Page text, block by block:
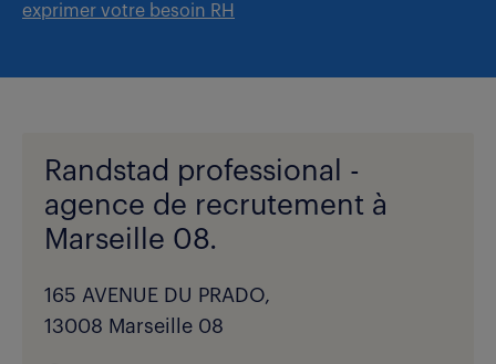
exprimer votre besoin RH
Randstad professional -
agence de recrutement à
Marseille 08.
165 AVENUE DU PRADO,
13008 Marseille 08